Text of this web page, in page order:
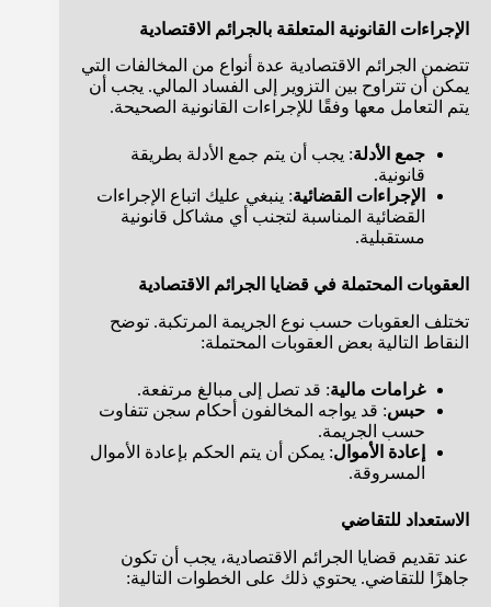
الإجراءات القانونية المتعلقة بالجرائم الاقتصادية
تتضمن الجرائم الاقتصادية عدة أنواع من المخالفات التي
يمكن أن تتراوح بين التزوير إلى الفساد المالي. يجب أن
يتم التعامل معها وفقًا للإجراءات القانونية الصحيحة.
جمع الأدلة: يجب أن يتم جمع الأدلة بطريقة
قانونية.
الإجراءات القضائية: ينبغي عليك اتباع الإجراءات
القضائية المناسبة لتجنب أي مشاكل قانونية
مستقبلية.
العقوبات المحتملة في قضايا الجرائم الاقتصادية
تختلف العقوبات حسب نوع الجريمة المرتكبة. توضح
النقاط التالية بعض العقوبات المحتملة:
غرامات مالية: قد تصل إلى مبالغ مرتفعة.
حبس: قد يواجه المخالفون أحكام سجن تتفاوت
حسب الجريمة.
إعادة الأموال: يمكن أن يتم الحكم بإعادة الأموال
المسروقة.
الاستعداد للتقاضي
عند تقديم قضايا الجرائم الاقتصادية، يجب أن تكون
جاهزًا للتقاضي. يحتوي ذلك على الخطوات التالية: